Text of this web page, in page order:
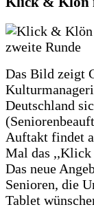
Das Bild zeigt
Deutschland
Auftakt findet
Mal das
Das neue
Senioren, die
Tablet